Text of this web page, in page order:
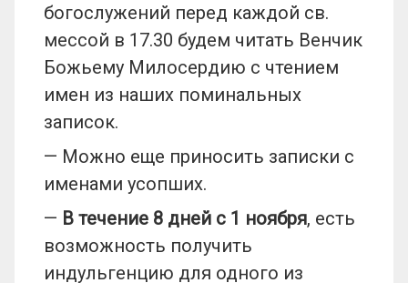
богослужений перед каждой св.
мессой в 17.30 будем читать Венчик
Божьему Милосердию с чтением
имен из наших поминальных
записок.
— Можно еще приносить записки с
именами усопших.
— В течение 8 дней с 1 ноября, есть
возможность получить
индульгенцию для одного из